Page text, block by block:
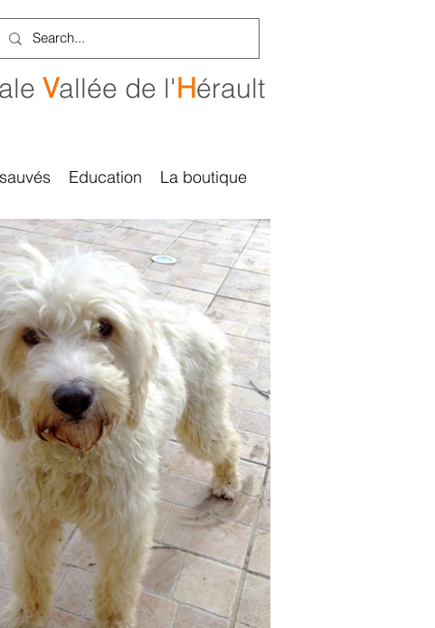
Vallée de l'Hérault
Education La boutique